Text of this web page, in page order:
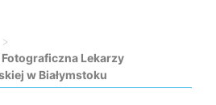
>
Lekarzy
w Białymstoku